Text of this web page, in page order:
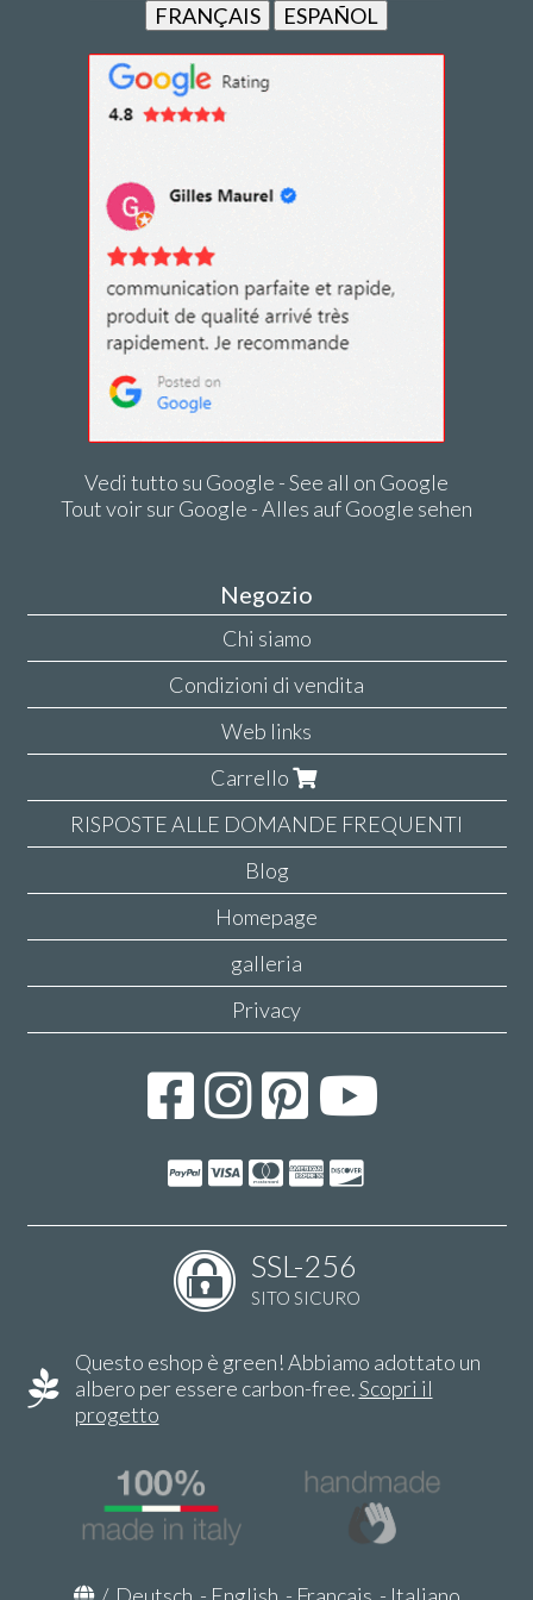
FRANÇAIS
ESPAÑOL
Vedi tutto su Google - See all on Google
Tout voir sur Google - Alles auf Google sehen
Negozio
Chi siamo
Condizioni di vendita
Web links
Carrello
RISPOSTE ALLE DOMANDE FREQUENTI
Blog
Homepage
galleria
Privacy
SSL-256
SITO SICURO
Questo eshop è green! Abbiamo adottato un
albero per essere carbon-free.Scopri il
progetto